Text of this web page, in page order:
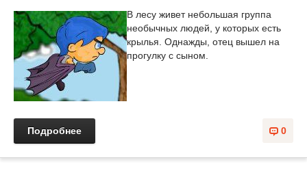
В лесу живет небольшая группа
необычных людей, у которых есть
крылья. Однажды, отец вышел на
прогулку с сыном.
0
Подробнее